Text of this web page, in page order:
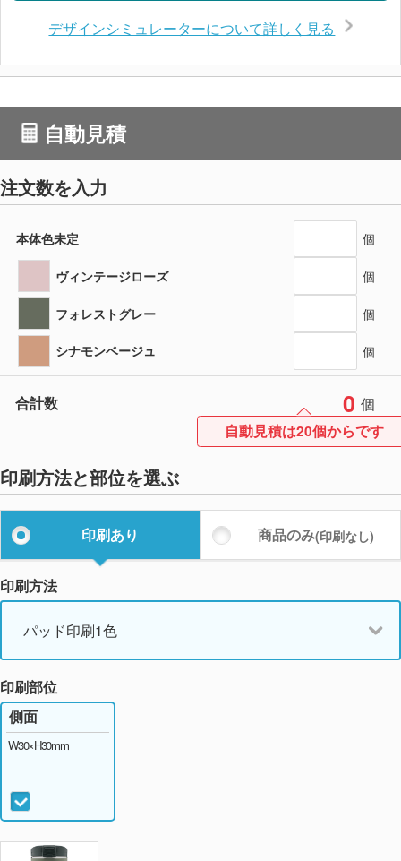
デザインシミュレーターについて詳しく見る
自動見積
注文数を入力
本体色未定 個
ヴィンテージローズ 個
フォレストグレー 個
シナモンベージュ 個
合計数 0 個
自動見積は20個からです
印刷方法と部位を選ぶ
印刷あり 商品のみ(印刷なし)
印刷方法
パッド印刷1色
印刷部位
側面
W30×H30mm